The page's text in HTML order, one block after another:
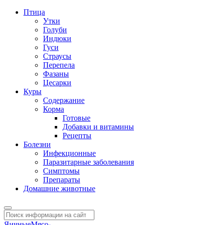
Птица
Утки
Голуби
Индюки
Гуси
Страусы
Перепела
Фазаны
Цесарки
Куры
Содержание
Корма
Готовые
Добавки и витамины
Рецепты
Болезни
Инфекционные
Паразитарные заболевания
Симптомы
Препараты
Домашние животные